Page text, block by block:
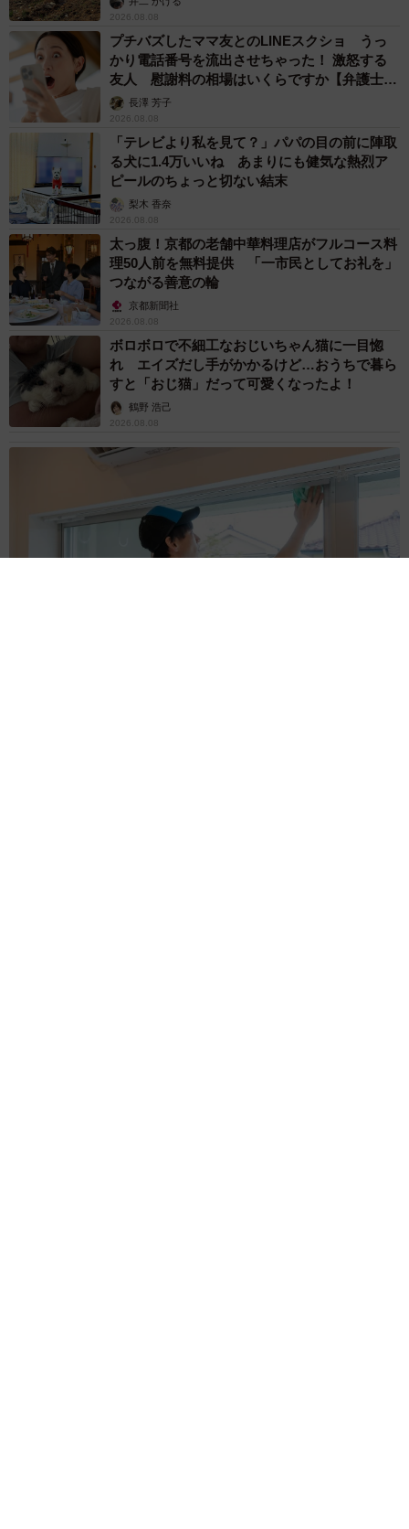
2026.08.08
プチバズしたママ友とのLINEスクショ うっ
かり電話番号を流出させちゃった！ 激怒する
友人 慰謝料の相場はいくらですか【弁護士が
解説】長澤 芳子
2026.08.08
「テレビより私を見て？」パパの目の前に陣取
る犬に1.4万いいね あまりにも健気な熱烈ア
ピールのちょっと切ない結末
梨木 香奈
2026.08.08
太っ腹！京都の老舗中華料理店がフルコース料
理50人前を無料提供 「一市民としてお礼を」
つながる善意の輪
京都新聞社
2026.08.08
ボロボロで不細工なおじいちゃん猫に一目惚
れ エイズだし手がかかるけど…おうちで暮ら
すと「おじ猫」だって可愛くなったよ！
鶴野 浩己
2026.08.08